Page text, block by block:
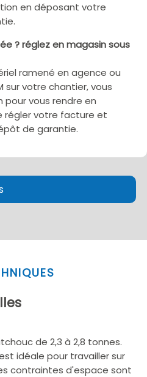
en déposant votre
? réglez en magasin sous
ramené en agence ou
sur votre chantier, vous
pour vous rendre en
régler votre facture et
de garantie.
de 2,3 à 2,8 tonnes.
idéale pour travailler sur
contraintes d'espace sont